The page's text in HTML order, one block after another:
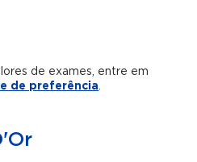
de exames, entre em
de preferência.